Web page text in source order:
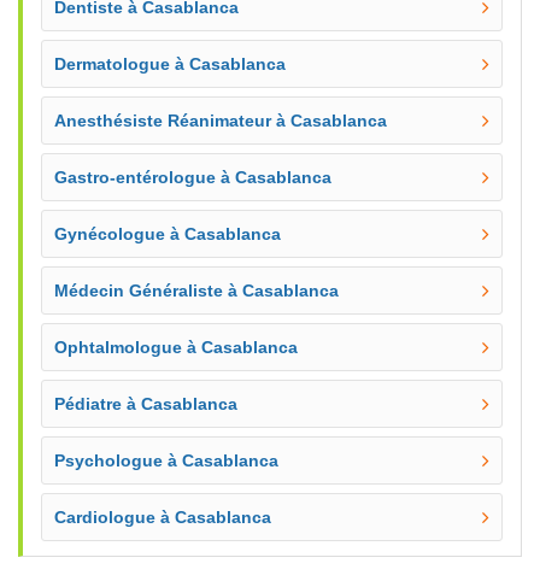
Dentiste à Casablanca
Dermatologue à Casablanca
Anesthésiste Réanimateur à Casablanca
Gastro-entérologue à Casablanca
Gynécologue à Casablanca
Médecin Généraliste à Casablanca
Ophtalmologue à Casablanca
Pédiatre à Casablanca
Psychologue à Casablanca
Cardiologue à Casablanca